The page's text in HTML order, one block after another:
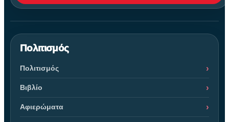
Πολιτισμός
Πολιτισμός
Βιβλίο
Αφιερώματα